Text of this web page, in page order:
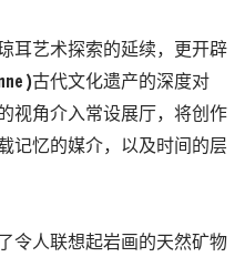
耳艺术探索的延续，更开辟
)古代文化遗产的深度对
视角介入常设展厅，将创作
记忆的媒介，以及时间的层
令人联想起岩画的天然矿物